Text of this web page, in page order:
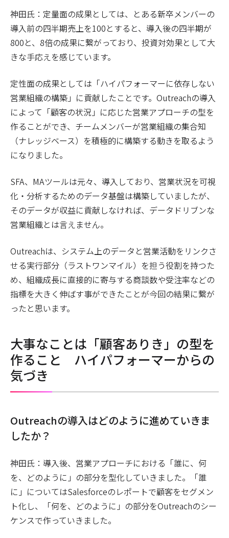
神田氏：定量面の成果としては、とある新卒メンバーの
導入前の四半期売上を100とすると、導入後の四半期が
800と、8倍の成果に繋がっており、投資対効果として大
きな手応えを感じています。
定性面の成果としては「ハイパフォーマーに依存しない
営業組織の構築」に貢献したことです。Outreachの導入
によって「顧客の状況」に応じた営業アプローチの型を
作ることができ、チームメンバーが営業組織の集合知
（ナレッジベース）を積極的に構築する動きを取るよう
になりました。
SFA、MAツールは元々、導入しており、営業状況を可視
化・分析するためのデータ基盤は構築していましたが、
そのデータが収益に貢献しなければ、データドリブンな
営業組織とは言えません。
Outreachは、システム上のデータと営業活動をリンクさ
せる実行部分（ラストワンマイル）を担う役割を持つた
め、組織成長に直接的に寄与する商談数や受注率などの
指標を大きく伸ばす事ができたことが今回の結果に繋が
ったと思います。
大事なことは「顧客ありき」の型を
作ること ハイパフォーマーからの
気づき
――Outreachの導入はどのように進めていきま
したか？
神田氏：導入後、営業アプローチにおける「誰に、何
を、どのように」の部分を型化していきました。「誰
に」についてはSalesforceのレポートで顧客をセグメン
ト化し、「何を、どのように」の部分をOutreachのシー
ケンスで作っていきました。